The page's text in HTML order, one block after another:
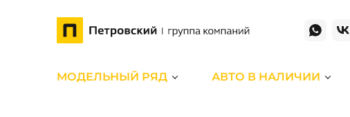
МОДЕЛЬНЫЙ РЯД АВТО В НАЛИЧИИ